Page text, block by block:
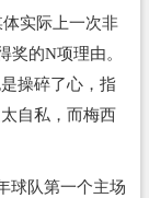
实际上一次非
奖的N项理由。
操碎了心，指
自私，而梅西
队第一个主场